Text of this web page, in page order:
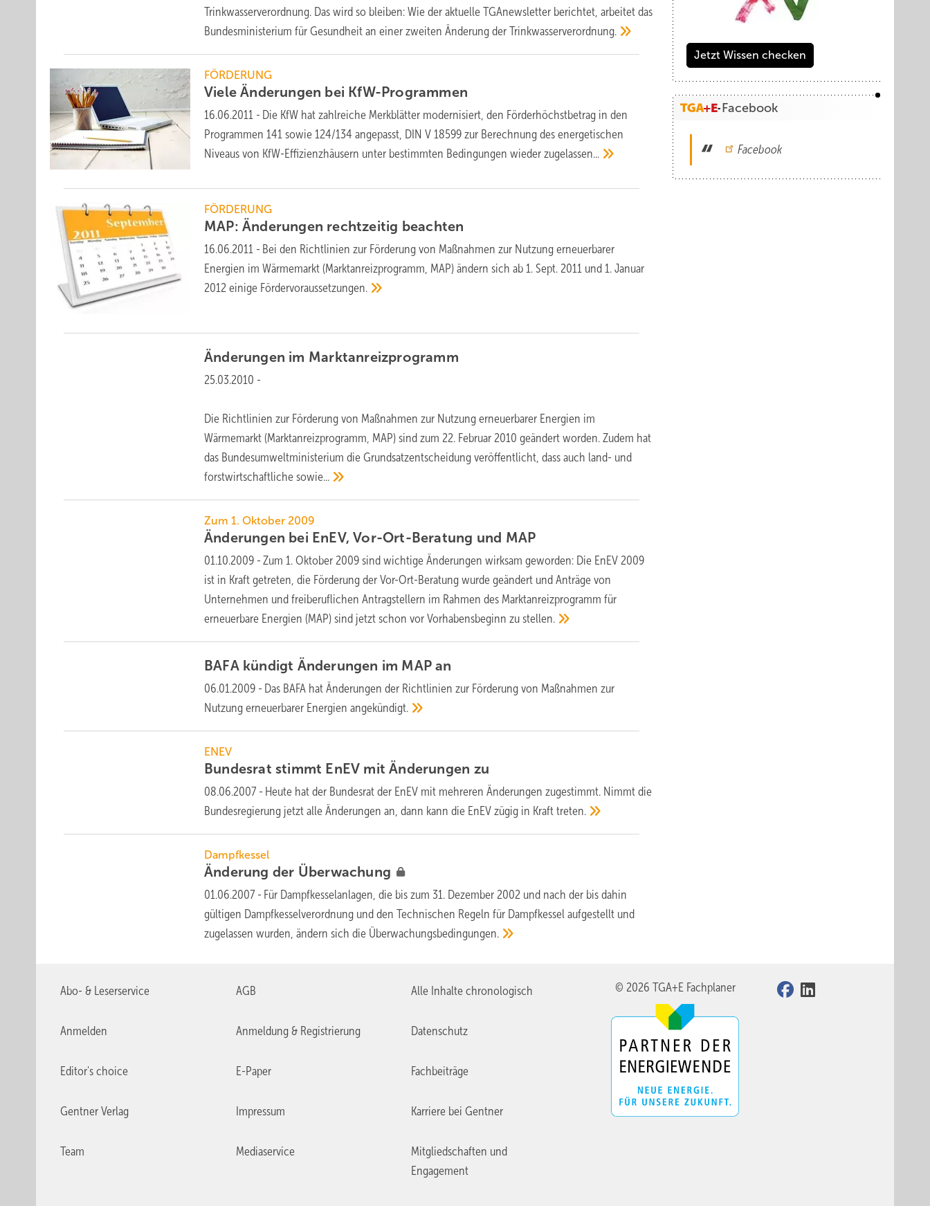
Trinkwasserverordnung. Das wird so bleiben: Wie der aktuelle TGAnewsletter berichtet, arbeitet das
Bundesministerium für Gesundheit an einer zweiten Änderung derTrinkwasserverordnung.
FÖRDERUNG
Viele Änderungen bei KfW-Programmen
16.06.2011 - Die KfW hat zahlreiche Merkblätter modernisiert, den Förderhöchstbetrag in den
Programmen 141 sowie 124/134 angepasst, DIN V 18599 zur Berechnung des energetischen
Niveaus von KfW-Effizienzhäusern unter bestimmten Bedingungen wiederzugelassen...
FÖRDERUNG
MAP: Änderungen rechtzeitig beachten
16.06.2011 - Bei den Richtlinien zur Förderung von Maßnahmen zur Nutzung erneuerbarer
Energien im Wärmemarkt (Marktanreizprogramm, MAP) ändern sich ab 1. Sept. 2011 und 1. Januar
2012 einige Fördervoraussetzungen.
Änderungen im Marktanreizprogramm
25.03.2010 -
Die Richtlinien zur Förderung von Maßnahmen zur Nutzung erneuerbarer Energien im
Wärmemarkt (Marktanreizprogramm, MAP) sind zum 22. Februar 2010 geändert worden. Zudem hat
das Bundesumweltministerium die Grundsatzentscheidung veröffentlicht, dass auch land- und
forstwirtschaftlichesowie...
Zum 1. Oktober 2009
Änderungen bei EnEV, Vor-Ort-Beratung und MAP
01.10.2009 - Zum 1. Oktober 2009 sind wichtige Änderungen wirksam geworden: Die EnEV 2009
ist in Kraft getreten, die Förderung der Vor-Ort-Beratung wurde geändert und Anträge von
Unternehmen und freiberuflichen Antragstellern im Rahmen des Marktanreizprogramm für
erneuerbare Energien (MAP) sind jetzt schon vor Vorhabensbeginn zustellen.
BAFA kündigt Änderungen im MAPan
06.01.2009 - Das BAFA hat Änderungen der Richtlinien zur Förderung von Maßnahmen zur
Nutzung erneuerbarer Energienangekündigt.
ENEV
Bundesrat stimmt EnEV mit Änderungen zu
08.06.2007 - Heute hat der Bundesrat der EnEV mit mehreren Änderungen zugestimmt. Nimmt die
Bundesregierung jetzt alle Änderungen an, dann kann die EnEV zügig in Krafttreten.
Dampfkessel
Änderung der Überwachung
01.06.2007 - Für Dampfkesselanlagen, die bis zum 31. Dezember 2002 und nach der bis dahin
gültigen Dampfkesselverordnung und den Technischen Regeln für Dampfkessel aufgestellt und
zugelassen wurden, ändern sich die Überwachungsbedingungen.
Jetzt Wissen checken
Facebook
Facebook
Abo- & Leserservice AGB Alle Inhalte chronologisch
Anmelden Anmeldung & Registrierung Datenschutz
Editor's choice E-Paper Fachbeiträge
Gentner Verlag Impressum Karriere bei Gentner
Team Mediaservice
Mitgliedschaften und
Engagement
© 2026 TGA+E Fachplaner